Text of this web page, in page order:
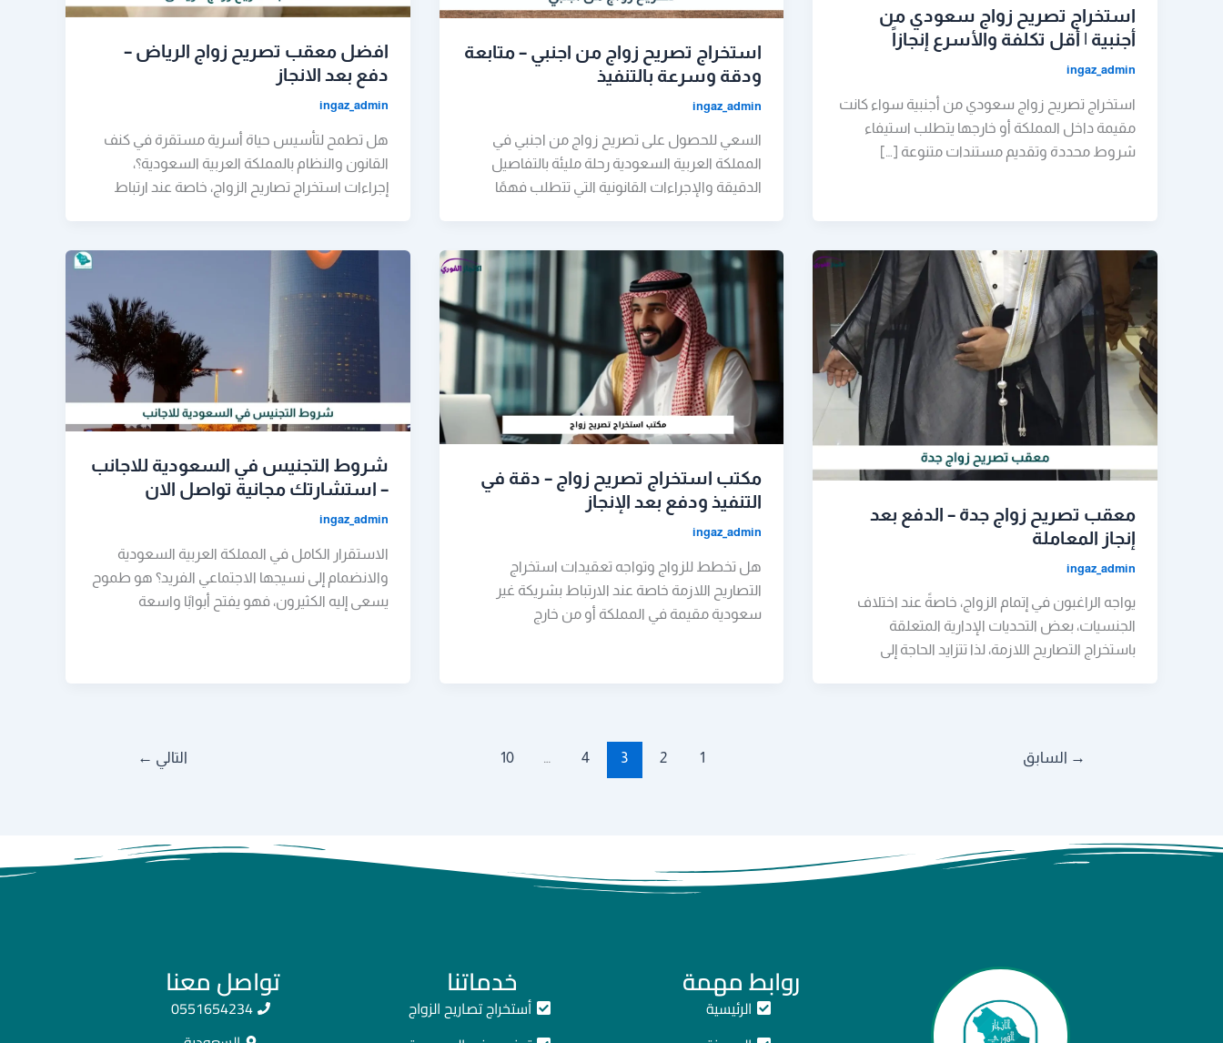
استخراج تصريح زواج سعودي من
أجنبية | أقل تكلفة والأسرع إنجازاً
ingaz_admin
استخراج تصريح زواج سعودي من أجنبية سواء كانت
مقيمة داخل المملكة أو خارجها يتطلب استيفاء
شروط محددة وتقديم مستندات متنوعة […]
استخراج تصريح زواج من اجنبي – متابعة
ودقة وسرعة بالتنفيذ
ingaz_admin
السعي للحصول على تصريح زواج من اجنبي في
المملكة العربية السعودية رحلة مليئة بالتفاصيل
الدقيقة والإجراءات القانونية التي تتطلب فهمًا
افضل معقب تصريح زواج الرياض –
دفع بعد الانجاز
ingaz_admin
هل تطمح لتأسيس حياة أسرية مستقرة في كنف
القانون والنظام بالمملكة العربية السعودية؟،
إجراءات استخراج تصاريح الزواج، خاصة عند ارتباط
معقب تصريح زواج جدة – الدفع بعد
إنجاز المعاملة
ingaz_admin
يواجه الراغبون في إتمام الزواج، خاصةً عند اختلاف
الجنسيات، بعض التحديات الإدارية المتعلقة
باستخراج التصاريح اللازمة، لذا تتزايد الحاجة إلى
مكتب استخراج تصريح زواج – دقة في
التنفيذ ودفع بعد الإنجاز
ingaz_admin
هل تخطط للزواج وتواجه تعقيدات استخراج
التصاريح اللازمة خاصة عند الارتباط بشريكة غير
سعودية مقيمة في المملكة أو من خارج
شروط التجنيس في السعودية للاجانب
– استشارتك مجانية تواصل الان
ingaz_admin
الاستقرار الكامل في المملكة العربية السعودية
والانضمام إلى نسيجها الاجتماعي الفريد؟ هو طموح
يسعى إليه الكثيرون، فهو يفتح أبوابًا واسعة
→ السابق 1
2
3
4
…
10 التالي ←
روابط مهمة
الرئيسية
خدماتنا
أستخراج تصاريح الزواج
تواصل معنا
0551654234